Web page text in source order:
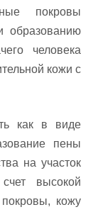
покровы
образованию
человека
кожи с
как в виде
пены
на участок
высокой
кожу